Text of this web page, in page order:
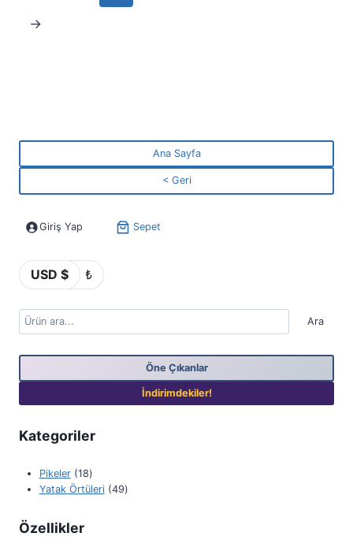
→
Ana Sayfa
< Geri
Giriş Yap Sepet
USD $ ₺
Ara
Öne Çıkanlar
İndirimdekiler!
Kategoriler
Pikeler
18
Yatak Örtüleri
49
Özellikler